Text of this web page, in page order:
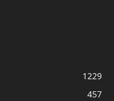
1229
457